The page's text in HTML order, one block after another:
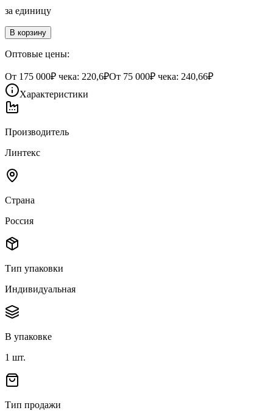
за единицу
В корзину
Оптовые цены:
От 175 000₽ чека: 220,6₽От 75 000₽ чека: 240,66₽
Характеристики
Производитель
Линтекс
Страна
Россия
Тип упаковки
Индивидуальная
В упаковке
1 шт.
Тип продажи